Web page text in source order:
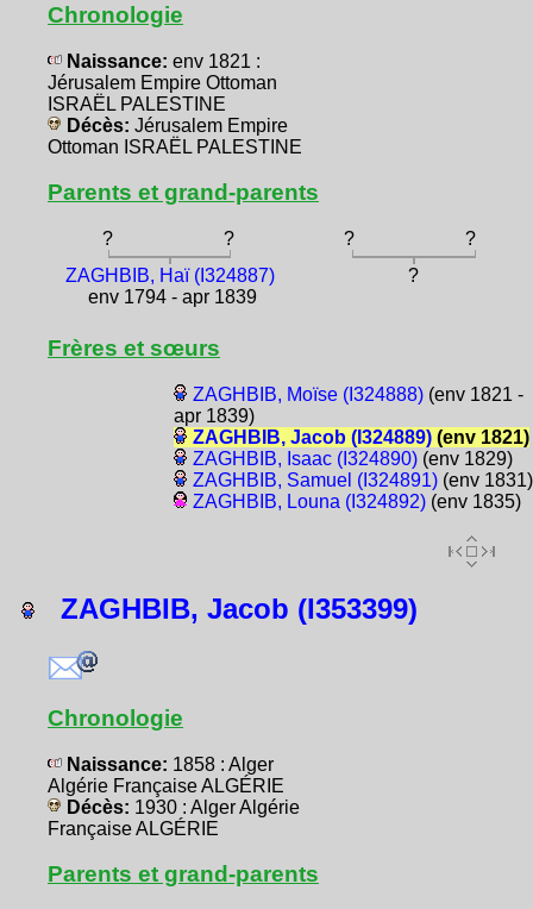
Chronologie
Naissance: env 1821 :
Jérusalem Empire Ottoman
ISRAËL PALESTINE
Décès: Jérusalem Empire
Ottoman ISRAËL PALESTINE
Parents et grand-parents
? ? ?
?
ZAGHBIB, Haï (I324887)
env 1794 - apr 1839
?
Frères et sœurs
ZAGHBIB, Moïse (I324888)(env 1821 -
apr 1839)
ZAGHBIB, Jacob (I324889)(env 1821)
ZAGHBIB, Isaac (I324890)(env 1829)
ZAGHBIB, Samuel (I324891)(env 1831)
ZAGHBIB, Louna (I324892)(env 1835)
ZAGHBIB, Jacob (I353399)
Chronologie
Naissance: 1858 : Alger
Algérie Française ALGÉRIE
Décès: 1930 : Alger Algérie
Française ALGÉRIE
Parents et grand-parents